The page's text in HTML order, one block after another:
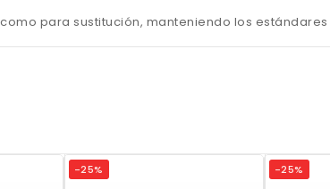
para sustitución, manteniendo los
-25% -25%